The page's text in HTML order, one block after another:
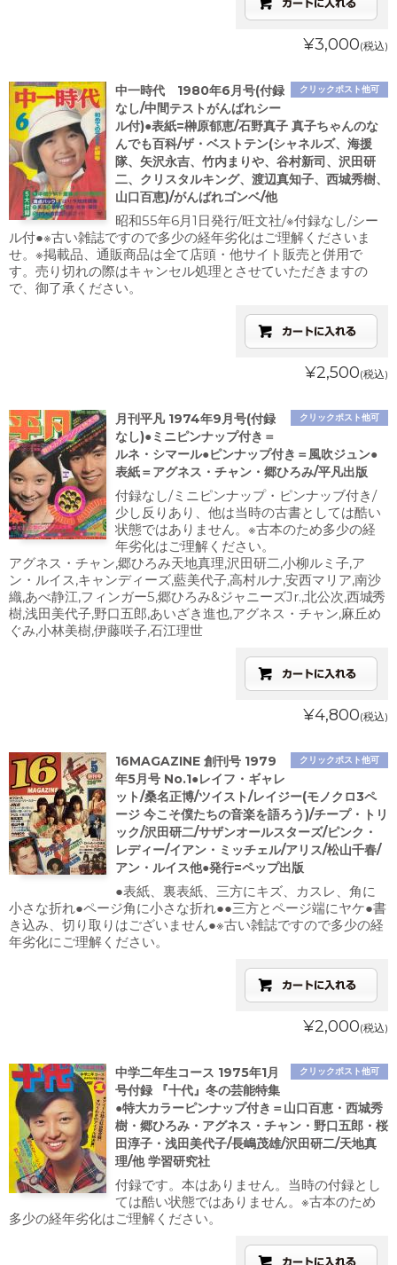
¥3,000(税込)
クリックポスト他可
中一時代 1980年6月号(付録
なし/中間テストがんばれシー
ル付)●表紙=榊原郁恵/石野真子 真子ちゃんのな
んでも百科/ザ・ベストテン(シャネルズ、海援
隊、矢沢永吉、竹内まりや、谷村新司、沢田研
二、クリスタルキング、渡辺真知子、西城秀樹、
山口百恵)/がんばれゴンベ/他
昭和55年6月1日発行/旺文社/※付録なし/シー
ル付●※古い雑誌ですので多少の経年劣化はご理解くださいま
せ。※掲載品、通販商品は全て店頭・他サイト販売と併用で
す。売り切れの際はキャンセル処理とさせていただきますの
で、御了承ください。
¥2,500(税込)
クリックポスト他可
月刊平凡 1974年9月号(付録
なし)●ミニピンナップ付き＝
ルネ・シマール●ピンナップ付き＝風吹ジュン●
表紙＝アグネス・チャン・郷ひろみ/平凡出版
付録なし/ミニピンナップ・ピンナッブ付き/
少し反りあり、他は当時の古書としては酷い
状態ではありません。※古本のため多少の経
年劣化はご理解ください。
アグネス・チャン,郷ひろみ天地真理,沢田研二,小柳ルミ子,ア
ン・ルイス,キャンディーズ,藍美代子,高村ルナ,安西マリア,南沙
織,あべ静江,フィンガー5,郷ひろみ&ジャニーズJr.,北公次,西城秀
樹,浅田美代子,野口五郎,あいざき進也,アグネス・チャン,麻丘め
ぐみ,小林美樹,伊藤咲子,石江理世
¥4,800(税込)
クリックポスト他可
16MAGAZINE 創刊号 1979
年5月号 No.1●レイフ・ギャレ
ット/桑名正博/ツイスト/レイジー(モノクロ3ペ
ージ 今こそ僕たちの音楽を語ろう)/チープ・トリ
ック/沢田研二/サザンオールスターズ/ピンク・
レディー/イアン・ミッチェル/アリス/松山千春/
アン・ルイス他●発行=ペップ出版
●表紙、裏表紙、三方にキズ、カスレ、角に
小さな折れ●ページ角に小さな折れ●●三方とページ端にヤケ●書
き込み、切り取りはございません●※古い雑誌ですので多少の経
年劣化にご理解ください。
¥2,000(税込)
クリックポスト他可
中学二年生コース 1975年1月
号付録 『十代』冬の芸能特集
●特大カラーピンナップ付き＝山口百恵・西城秀
樹・郷ひろみ・アグネス・チャン・野口五郎・桜
田淳子・浅田美代子/長嶋茂雄/沢田研二/天地真
理/他 学習研究社
付録です。本はありません。当時の付録とし
ては酷い状態ではありません。※古本のため
多少の経年劣化はご理解ください。